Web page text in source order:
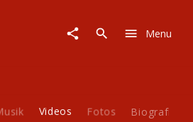
Menu
Videos Fotos Biografie